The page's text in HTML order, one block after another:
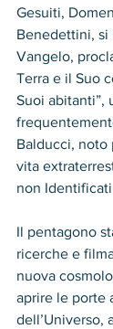
Gesuiti,
Benedettini, si
Vangelo,
Terra e il Suo
Suoi abitanti”,
Balducci, noto
vita
non Identificati
Il pentagono
ricerche e
nuova
aprire le porte
dell’Universo,